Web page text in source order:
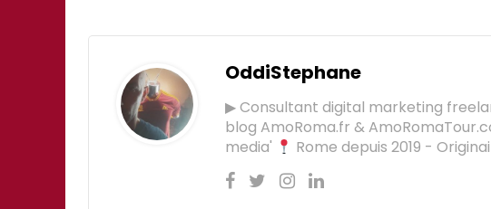
OddiStephane
▶ Consultant digital marketing
blog AmoRoma.fr &
media'
Rome depuis 2019 -